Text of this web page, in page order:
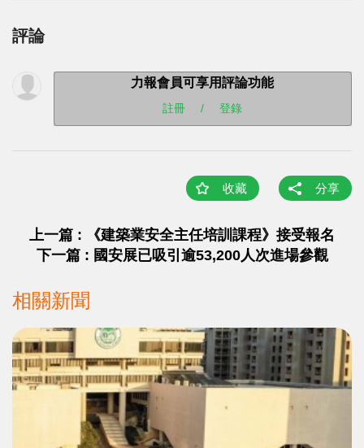
評論
力報會員可享用評論功能
註冊 / 登錄
收藏 分享
上一篇 : 《建築業安全主任培訓課程》接受報名
下一篇 : 國安展已吸引逾53,200人次進場參觀
相關新聞